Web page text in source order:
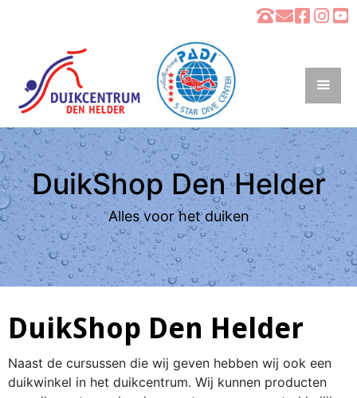
DuikShop Den Helder
Alles voor het duiken
DuikShop Den Helder
Naast de cursussen die wij geven hebben wij ook een
duikwinkel in het duikcentrum. Wij kunnen producten